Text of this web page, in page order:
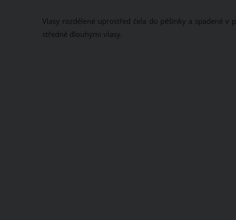
Vlasy rozdělené uprostřed čela do pěšinky a spadené
středně dlouhými vlasy.